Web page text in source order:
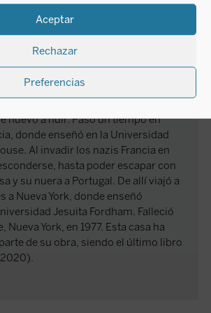
Aceptar
Rechazar
Preferencias
Hildebrand. Se convirtió al
Alemania en marzo de 1933 y fue
(«El Estado corporativo
nuevo a huir. Pasó un tiempo en
donde enseñó en la Universidad
Al invadir los nazis Francia en
hasta poder escapar con
y su nuera a Portugal. De allí viajó a
a Nueva York, donde enseñó
Jesuita Fordham. Falleció
Nueva York, en 1977. Esta casa ha
de su obra, siendo el último libro